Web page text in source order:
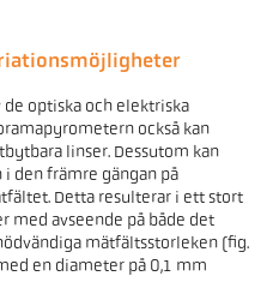
optiska och elektriska
också kan
linser. Dessutom kan
den främre gängan på
Detta resulterar i ett stort
med avseende på både det
mätfältsstorleken (fig.
en diameter på 0,1 mm